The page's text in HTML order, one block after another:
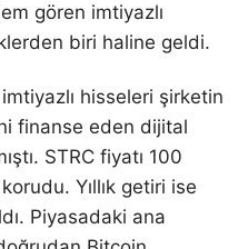
gören imtiyazlı
biri haline geldi.
hisseleri şirketin
finanse eden dijital
STRC fiyatı 100
Yıllık getiri ise
Piyasadaki ana